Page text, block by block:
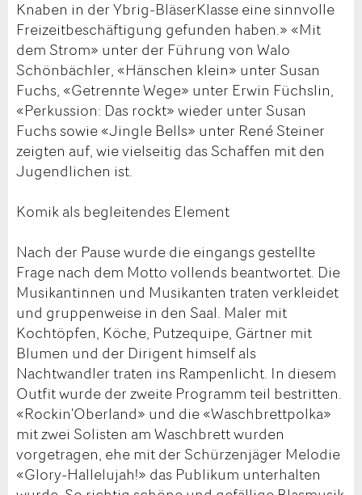
Knaben in der Ybrig-BläserKlasse eine sinnvolle
Freizeitbeschäftigung gefunden haben.» «Mit
dem Strom» unter der Führung von Walo
Schönbächler, «Hänschen klein» unter Susan
Fuchs, «Getrennte Wege» unter Erwin Füchslin,
«Perkussion: Das rockt» wieder unter Susan
Fuchs sowie «Jingle Bells» unter René Steiner
zeigten auf, wie vielseitig das Schaffen mit den
Jugendlichen ist.
Komik als begleitendes Element
Nach der Pause wurde die eingangs gestellte
Frage nach dem Motto vollends beantwortet. Die
Musikantinnen und Musikanten traten verkleidet
und gruppenweise in den Saal. Maler mit
Kochtöpfen, Köche, Putzequipe, Gärtner mit
Blumen und der Dirigent himself als
Nachtwandler traten ins Rampenlicht. In diesem
Outfit wurde der zweite Programm teil bestritten.
«Rockin'Oberland» und die «Waschbrettpolka»
mit zwei Solisten am Waschbrett wurden
vorgetragen, ehe mit der Schürzenjäger Melodie
«Glory-Hallelujah!» das Publikum unterhalten